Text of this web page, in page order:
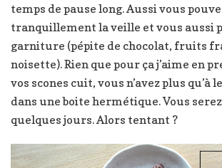
temps de pause long. Aussi vous
tranquillement la veille et vous aussi
garniture (pépite de chocolat, fruits
noisette). Rien que pour ça j’aime en
vos scones cuit, vous n’avez plus qu’à
dans une boite hermétique. Vous
quelques jours. Alors tentant ?